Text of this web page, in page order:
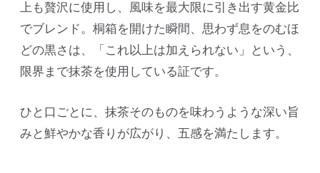
上も贅沢に使用し、風味を最大限に引き出す黄金比
でブレンド。桐箱を開けた瞬間、思わず息をのむほ
どの黒さは、「これ以上は加えられない」という、
限界まで抹茶を使用している証です。
ひと口ごとに、抹茶そのものを味わうような深い旨
みと鮮やかな香りが広がり、五感を満たします。